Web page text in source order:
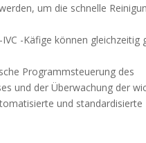
um die schnelle
-Käfige können gleichzeitig
Programmsteuerung des
und der Überwachung der
und standardisierte